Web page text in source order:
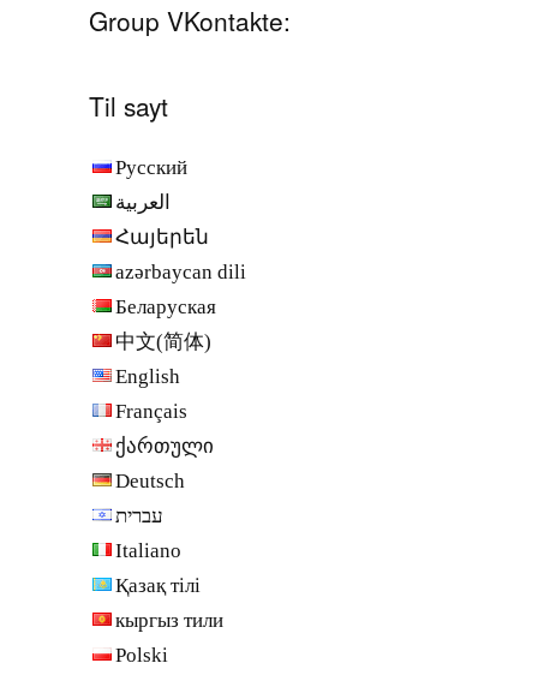
Group VKontakte:
Til sayt
Русский
العربية
Հայերեն
azərbaycan dili
Беларуская
中文(简体)
English
Français
ქართული
Deutsch
עברית
Italiano
Қазақ тілі
кыргыз тили
Polski